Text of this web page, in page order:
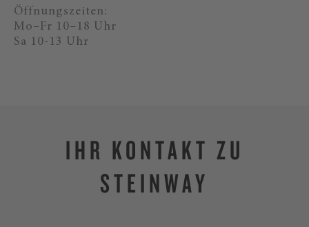
Öffnungszeiten:
Mo–Fr 10–18 Uhr
Sa 10-13 Uhr
IHR KONTAKT ZU
STEINWAY